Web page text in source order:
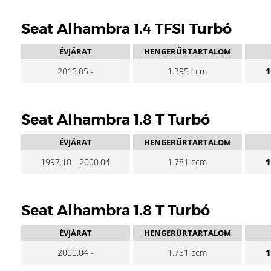
Seat Alhambra 1.4 TFSI Turbó
ÉVJÁRAT
2015.05 -
HENGERŰRTARTALOM
1.395 ccm
Seat Alhambra 1.8 T Turbó
ÉVJÁRAT
1997.10 - 2000.04
HENGERŰRTARTALOM
1.781 ccm
Seat Alhambra 1.8 T Turbó
ÉVJÁRAT
2000.04 -
HENGERŰRTARTALOM
1.781 ccm